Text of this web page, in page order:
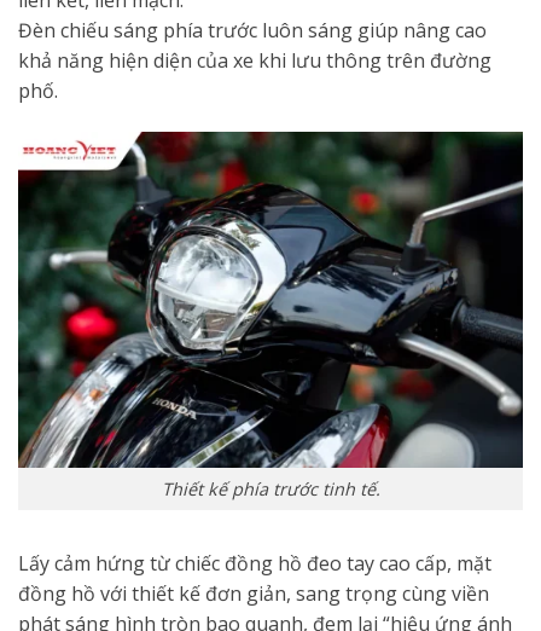
Đèn chiếu sáng phía trước luôn sáng giúp nâng cao
khả năng hiện diện của xe khi lưu thông trên đường
phố.
Thiết kế phía trước tinh tế.
Lấy cảm hứng từ chiếc đồng hồ đeo tay cao cấp, mặt
đồng hồ với thiết kế đơn giản, sang trọng cùng viền
phát sáng hình tròn bao quanh, đem lại “hiệu ứng ánh